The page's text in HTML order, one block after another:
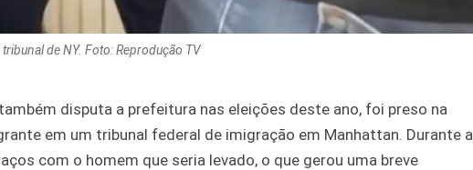
de NY. Foto: Reprodução TV
disputa a prefeitura nas eleições deste ano, foi preso na
em um tribunal federal de imigração em Manhattan. Durante a
com o homem que seria levado, o que gerou uma breve